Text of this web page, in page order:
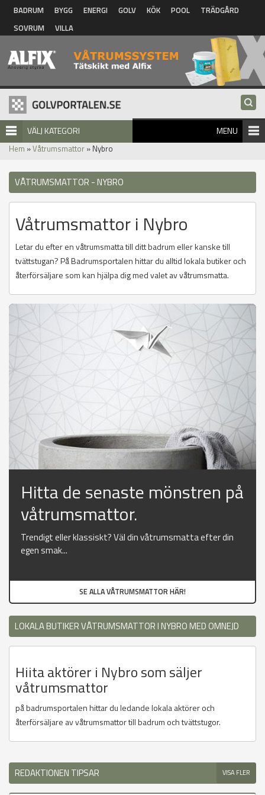
Hoppa till huvudinnehåll
BADRUM BYGG ENERGI GOLV KÖK POOL
TRÄDGÅRD
SOVRUM
VILLA
VÄLJ KATEGORI MENU
Hem »Våtrumsmattor » Nybro
VÅTRUMSMATTOR - NYBRO
Våtrumsmattor i Nybro
Letar du efter en våtrumsmatta till ditt badrum eller kanske till
tvättstugan? På Badrumsportalen hittar du alltid lokala butiker och
återförsäljare som kan hjälpa dig med valet av våtrumsmatta.
Hitta de senaste mönstren på
våtrumsmattor.
Trendigt eller klassiskt? Väl din våtrumsmatta efter din
egen smak...
SE ALLA VÅTRUMSMATTOR HÄR!
LOKALA BUTIKER VÅTRUMSMATTOR I NYBRO MED OMNEJD
Hiita aktörer i Nybro som säljer
våtrumsmattor
på badrumsportalen hittar du ledande lokala aktörer och
återförsäljare av våtrumsmattor till badrum och tvättstugor.
REDAKTIONEN TIPSAR VISA FLER